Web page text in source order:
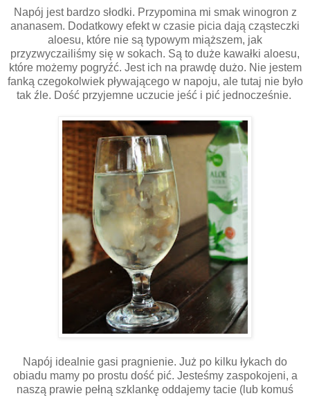
Napój jest bardzo słodki. Przypomina mi smak winogron z
ananasem. Dodatkowy efekt w czasie picia dają cząsteczki
aloesu, które nie są typowym miąższem, jak
przyzwyczailiśmy się w sokach. Są to duże kawałki aloesu,
które możemy pogryźć. Jest ich na prawdę dużo. Nie jestem
fanką czegokolwiek pływającego w napoju, ale tutaj nie było
tak źle. Dość przyjemne uczucie jeść i pić jednocześnie.
Napój idealnie gasi pragnienie. Już po kilku łykach do
obiadu mamy po prostu dość pić. Jesteśmy zaspokojeni, a
naszą prawie pełną szklankę oddajemy tacie (lub komuś